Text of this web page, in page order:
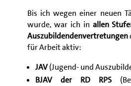
Bis ich wegen einer neuen
wurde, war ich in allen
Auszubildendenvertretungen
für Arbeit aktiv:
JAV(Jugend- und
BJAV der RD RPS